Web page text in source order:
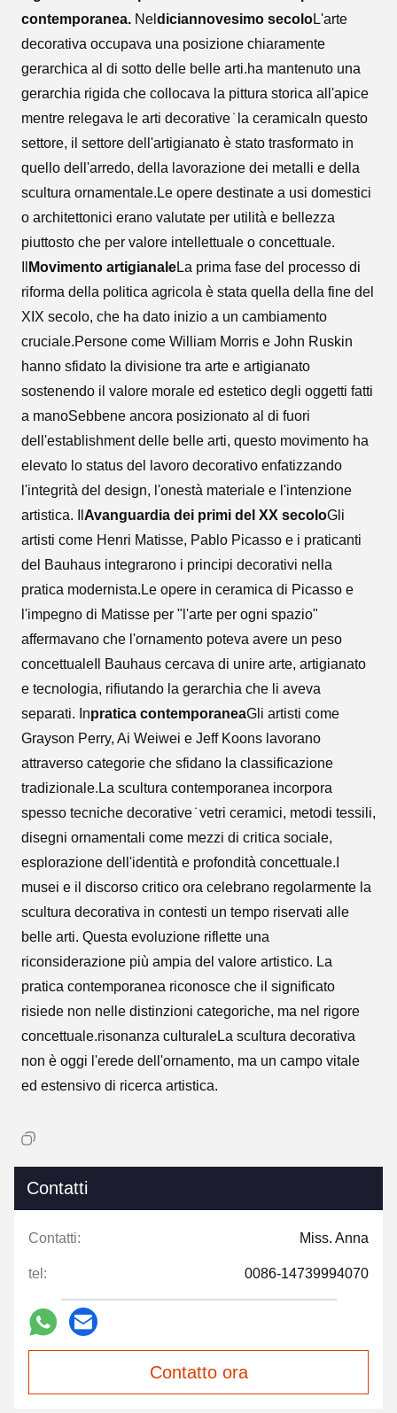
contemporanea. Nel diciannovesimo secoloL'arte
decorativa occupava una posizione chiaramente
gerarchica al di sotto delle belle arti.ha mantenuto una
gerarchia rigida che collocava la pittura storica all'apice
mentre relegava le arti decorative ̇ la ceramicaIn questo
settore, il settore dell'artigianato è stato trasformato in
quello dell'arredo, della lavorazione dei metalli e della
scultura ornamentale.Le opere destinate a usi domestici
o architettonici erano valutate per utilità e bellezza
piuttosto che per valore intellettuale o concettuale.
Movimento artigianaleLa prima fase del processo di
riforma della politica agricola è stata quella della fine del
XIX secolo, che ha dato inizio a un cambiamento
cruciale.Persone come William Morris e John Ruskin
hanno sfidato la divisione tra arte e artigianato
sostenendo il valore morale ed estetico degli oggetti fatti
a manoSebbene ancora posizionato al di fuori
dell'establishment delle belle arti, questo movimento ha
elevato lo status del lavoro decorativo enfatizzando
l'integrità del design, l'onestà materiale e l'intenzione
artistica.
Avanguardia dei primi del XX secoloGli
artisti come Henri Matisse, Pablo Picasso e i praticanti
del Bauhaus integrarono i principi decorativi nella
pratica modernista.Le opere in ceramica di Picasso e
l'impegno di Matisse per "l'arte per ogni spazio"
affermavano che l'ornamento poteva avere un peso
concettualeIl Bauhaus cercava di unire arte, artigianato
e tecnologia, rifiutando la gerarchia che li aveva
separati. Inpratica contemporaneaGli artisti come
Grayson Perry, Ai Weiwei e Jeff Koons lavorano
attraverso categorie che sfidano la classificazione
tradizionale.La scultura contemporanea incorpora
spesso tecniche decorative ̇ vetri ceramici, metodi tessili,
disegni ornamentali come mezzi di critica sociale,
esplorazione dell'identità e profondità concettuale.I
musei e il discorso critico ora celebrano regolarmente la
scultura decorativa in contesti un tempo riservati alle
belle arti. Questa evoluzione riflette una
riconsiderazione più ampia del valore artistico. La
pratica contemporanea riconosce che il significato
risiede non nelle distinzioni categoriche, ma nel rigore
concettuale.risonanza culturaleLa scultura decorativa
non è oggi l'erede dell'ornamento, ma un campo vitale
ed estensivo di ricerca artistica.
Contatti
Contatti: Miss. Anna
tel: 0086-14739994070
Contatto ora